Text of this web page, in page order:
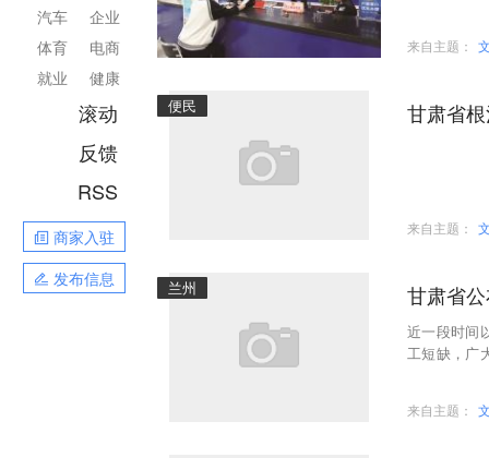
企业
电商
健康
汽车
体育
就业
滚动
反馈
RSS
商家入驻
发布信息
来自主题：
便民 甘肃省
来自主题：
兰州 甘肃省
近一段时间
工短缺，广
来自主题：